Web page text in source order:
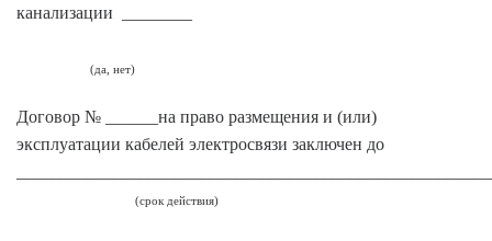
канализации ________
(да, нет)
Договор № ______на право размещения и (или)
эксплуатации кабелей электросвязи заключен до
(срок действия)